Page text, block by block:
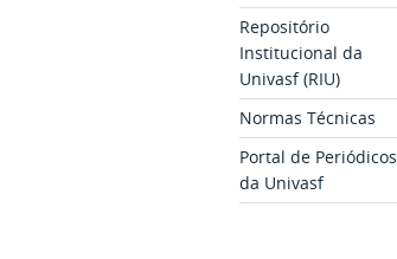
Repositório
Institucional da
Univasf (RIU)
Normas Técnicas
Portal de Periódicos
da Univasf